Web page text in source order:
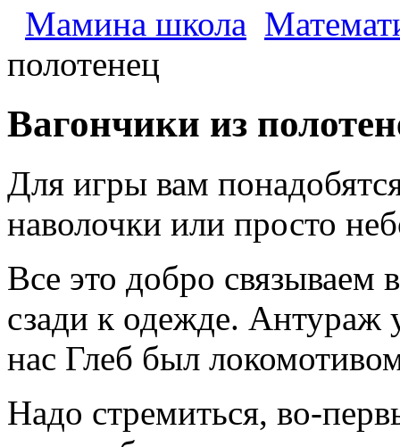
Мамина школа
полотенец
Вагончики из
Для игры вам
наволочки или просто
Все это добро связываем
сзади к одежде. Антураж
нас Глеб был
Надо стремиться, во-